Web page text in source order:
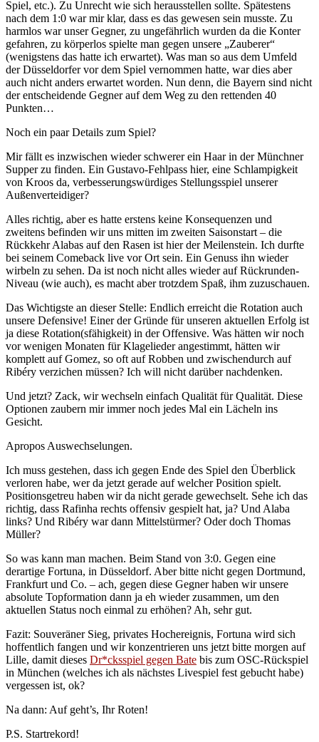
Spiel, etc.). Zu Unrecht wie sich herausstellen sollte. Spätestens
nach dem 1:0 war mir klar, dass es das gewesen sein musste. Zu
harmlos war unser Gegner, zu ungefährlich wurden da die Konter
gefahren, zu körperlos spielte man gegen unsere „Zauberer“
(wenigstens das hatte ich erwartet). Was man so aus dem Umfeld
der Düsseldorfer vor dem Spiel vernommen hatte, war dies aber
auch nicht anders erwartet worden. Nun denn, die Bayern sind nicht
der entscheidende Gegner auf dem Weg zu den rettenden 40
Punkten…
Noch ein paar Details zum Spiel?
Mir fällt es inzwischen wieder schwerer ein Haar in der Münchner
Supper zu finden. Ein Gustavo-Fehlpass hier, eine Schlampigkeit
von Kroos da, verbesserungswürdiges Stellungsspiel unserer
Außenverteidiger?
Alles richtig, aber es hatte erstens keine Konsequenzen und
zweitens befinden wir uns mitten im zweiten Saisonstart – die
Rückkehr Alabas auf den Rasen ist hier der Meilenstein. Ich durfte
bei seinem Comeback live vor Ort sein. Ein Genuss ihn wieder
wirbeln zu sehen. Da ist noch nicht alles wieder auf Rückrunden-
Niveau (wie auch), es macht aber trotzdem Spaß, ihm zuzuschauen.
Das Wichtigste an dieser Stelle: Endlich erreicht die Rotation auch
unsere Defensive! Einer der Gründe für unseren aktuellen Erfolg ist
ja diese Rotation(sfähigkeit) in der Offensive. Was hätten wir noch
vor wenigen Monaten für Klagelieder angestimmt, hätten wir
komplett auf Gomez, so oft auf Robben und zwischendurch auf
Ribéry verzichen müssen? Ich will nicht darüber nachdenken.
Und jetzt? Zack, wir wechseln einfach Qualität für Qualität. Diese
Optionen zaubern mir immer noch jedes Mal ein Lächeln ins
Gesicht.
Apropos Auswechselungen.
Ich muss gestehen, dass ich gegen Ende des Spiel den Überblick
verloren habe, wer da jetzt gerade auf welcher Position spielt.
Positionsgetreu haben wir da nicht gerade gewechselt. Sehe ich das
richtig, dass Rafinha rechts offensiv gespielt hat, ja? Und Alaba
links? Und Ribéry war dann Mittelstürmer? Oder doch Thomas
Müller?
So was kann man machen. Beim Stand von 3:0. Gegen eine
derartige Fortuna, in Düsseldorf. Aber bitte nicht gegen Dortmund,
Frankfurt und Co. – ach, gegen diese Gegner haben wir unsere
absolute Topformation dann ja eh wieder zusammen, um den
aktuellen Status noch einmal zu erhöhen? Ah, sehr gut.
Fazit: Souveräner Sieg, privates Hochereignis, Fortuna wird sich
hoffentlich fangen und wir konzentrieren uns jetzt bitte morgen auf
Lille, damit dieses Dr*cksspiel gegen Bate bis zum OSC-Rückspiel
in München (welches ich als nächstes Livespiel fest gebucht habe)
vergessen ist, ok?
Na dann: Auf geht’s, Ihr Roten!
P.S. Startrekord!